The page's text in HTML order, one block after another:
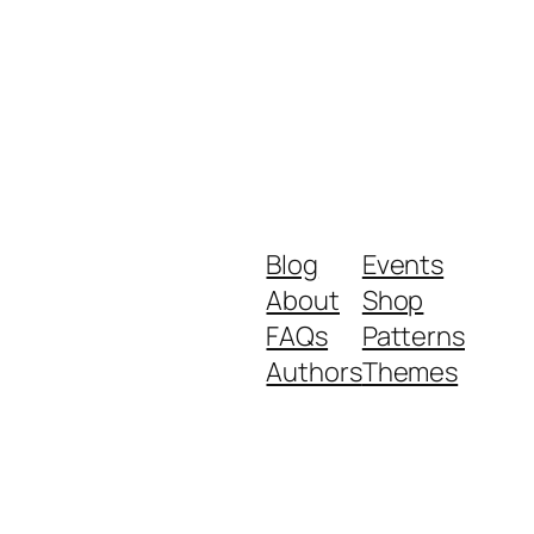
Blog
About
FAQs
Authors
Events
Shop
Patterns
Themes